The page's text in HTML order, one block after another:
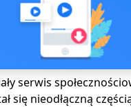
serwis
się nieodłączną